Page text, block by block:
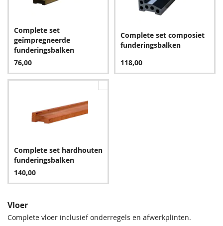
schimmel, en de levensduur wordt verlengd. Wij raden u dan
ook ten zeerste aan één van de complete sets bij te bestellen.
Complete set
geïmpregneerde
funderingsbalken
76,00
Complete set composiet
funderingsbalken
118,00
Complete set hardhouten
funderingsbalken
140,00
Vloer
Complete vloer inclusief onderregels en afwerkplinten.